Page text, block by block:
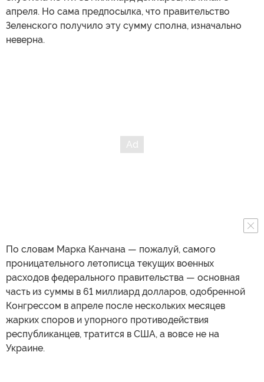
апреля. Но сама предпосылка, что правительство
Зеленского получило эту сумму сполна, изначально
неверна.
По словам Марка Канчана — пожалуй, самого
проницательного летописца текущих военных
расходов федерального правительства — основная
часть из суммы в 61 миллиард долларов, одобренной
Конгрессом в апреле после нескольких месяцев
жарких споров и упорного противодействия
республиканцев, тратится в США, а вовсе не на
Украине.